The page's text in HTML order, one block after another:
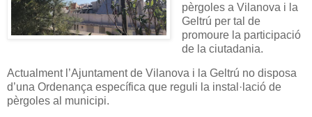
pèrgoles a Vilanova i la
Geltrú per tal de
promoure la participació
de la ciutadania.
Actualment l’Ajuntament de Vilanova i la Geltrú no disposa
d’una Ordenança específica que reguli la instal·lació de
pèrgoles al municipi.